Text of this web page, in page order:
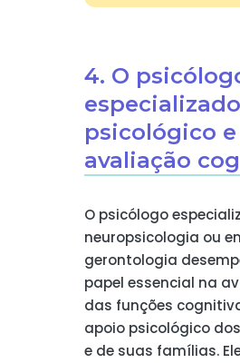
4. O
psicológico e
avaliação
O psicólogo
neuropsicologia ou
gerontologia
papel essencial na
das funções
apoio psicológico
e de suas famílias.